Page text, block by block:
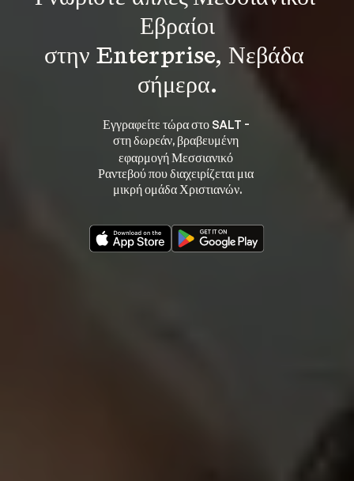
Εβραίοι
στην Enterprise, Νεβάδα
σήμερα.
Εγγραφείτε τώρα στο SALT -
στη δωρεάν, βραβευμένη
εφαρμογή Μεσσιανικό
Ραντεβού που διαχειρίζεται μια
μικρή ομάδα Χριστιανών.